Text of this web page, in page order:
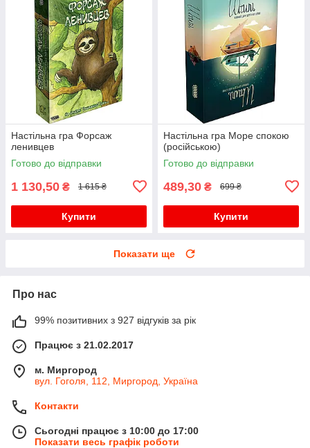
Настільна гра Форсаж
ленивцев
Готово до відправки
1 130,50 ₴ 1 615 ₴
Купити
Настільна гра Море спокою
(російською)
Готово до відправки
489,30 ₴ 699 ₴
Купити
Показати ще
Про нас
99% позитивних з 927 відгуків за рік
Працює з 21.02.2017
м. Миргород
вул. Гоголя, 112, Миргород, Україна
Контакти
Сьогодні працює з 10:00 до 17:00
Показати весь графік роботи